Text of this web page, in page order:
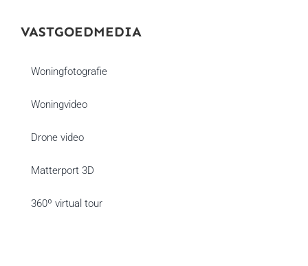
VASTGOEDMEDIA
Woningfotografie
Woningvideo
Drone video
Matterport 3D
360º virtual tour